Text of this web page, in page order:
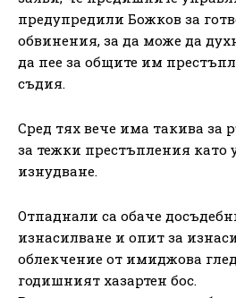
предупредили Божков за
обвинения, за да може да
да пее за общите им
съдия.
Сред тях вече има такива за
за тежки престъпления като
изнудване.
Отпаднали са обаче
изнасилване и опит за
облекчение от имиджова
годишният хазартен бос.